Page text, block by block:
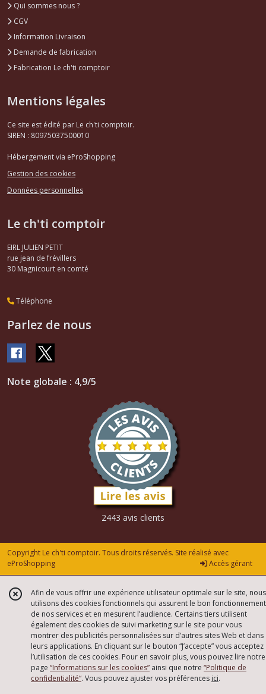
Qui sommes nous ?
CGV
Information Livraison
Demande de fabrication
Fabrication Le ch'ti comptoir
Mentions légales
Ce site est édité par Le ch'ti comptoir.
SIREN : 80975037500010
Hébergement via eProShopping
Gestion des cookies
Données personnelles
Le ch'ti comptoir
EIRL JULIEN PETIT
rue jean de frévillers
30 Magnicourt en comté
Téléphone
Parlez de nous
Note globale : 4,9/5
2443 avis clients
Copyright Le ch'ti comptoir. Tous droits réservés. Site réalisé avec
eProShopping
Accès gérant
Afin de vous offrir une expérience utilisateur optimale sur le site, nous
utilisons des cookies fonctionnels qui assurent le bon fonctionnement
de nos services et en mesurent l’audience. Certains tiers utilisent
également des cookies de suivi marketing sur le site pour vous
montrer des publicités personnalisées sur d’autres sites Web et dans
leurs applications. En cliquant sur le bouton “J’accepte” vous acceptez
l’utilisation de ces cookies. Pour en savoir plus, vous pouvez lire notre
page “Informations sur les cookies” ainsi que notre “Politique de
confidentialité“. Vous pouvez ajuster vos préférences ici.